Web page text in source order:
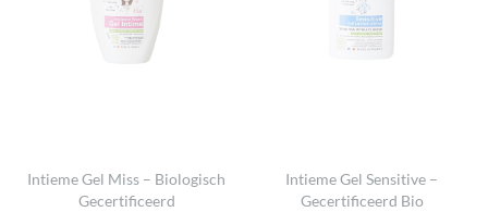
Intieme Gel Miss – Biologisch
Gecertificeerd
Intieme Gel Sensitive –
Gecertificeerd Bio